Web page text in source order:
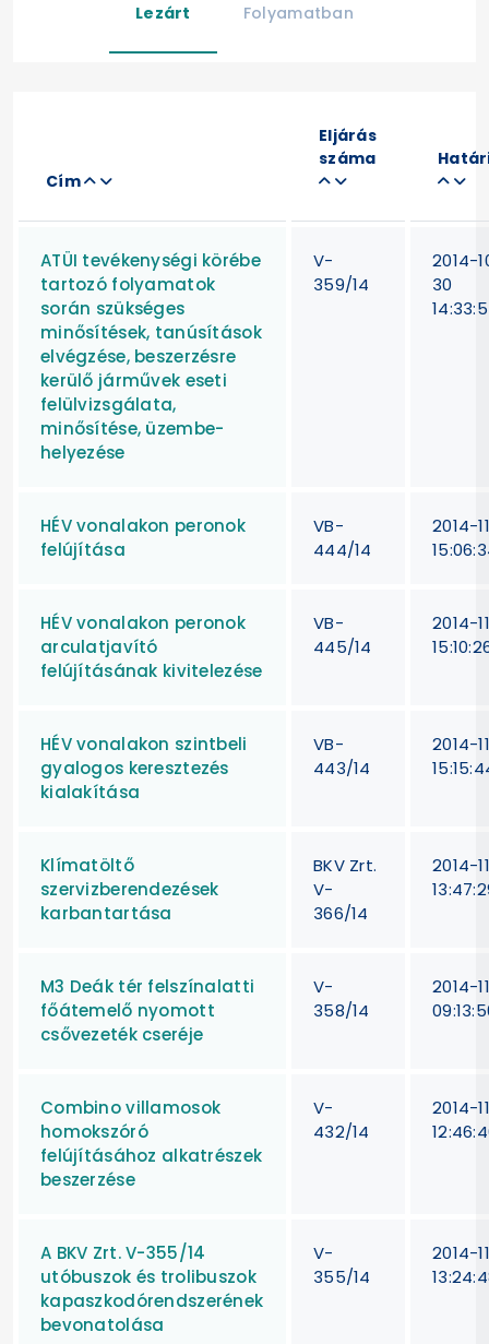
Lezárt Folyamatban
Cím
Eljárás
száma
ATÜI tevékenységi körébe
tartozó folyamatok
során szükséges
minősítések, tanúsítások
elvégzése, beszerzésre
kerülő járművek eseti
felülvizsgálata,
minősítése, üzembe-
helyezése
V-
359/14
2014-
30
HÉV vonalakon peronok
felújítása
VB-
444/14
2014-
HÉV vonalakon peronok
arculatjavító
felújításának kivitelezése
VB-
445/14
2014-
HÉV vonalakon szintbeli
gyalogos keresztezés
kialakítása
VB-
443/14
2014-
Klímatöltő
szervizberendezések
karbantartása
BKV Zrt.
V-
366/14
2014-
M3 Deák tér felszínalatti
főátemelő nyomott
csővezeték cseréje
V-
358/14
2014-
Combino villamosok
homokszóró
felújításához alkatrészek
beszerzése
V-
432/14
2014-
A BKV Zrt. V-355/14
utóbuszok és trolibuszok
kapaszkodórendszerének
bevonatolása
V-
355/14
2014-